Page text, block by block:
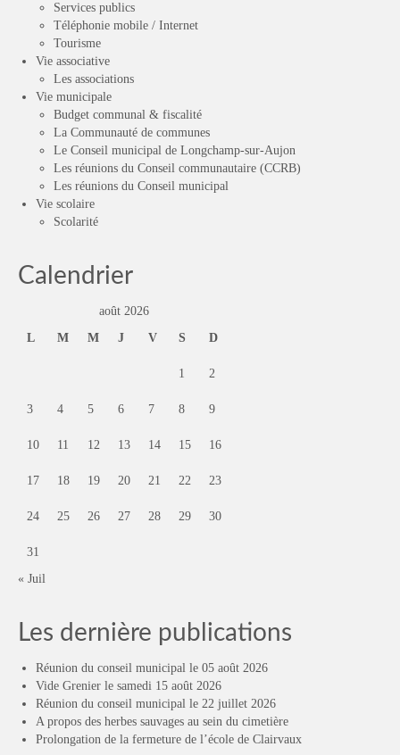
Services publics
Téléphonie mobile / Internet
Tourisme
Vie associative
Les associations
Vie municipale
Budget communal & fiscalité
La Communauté de communes
Le Conseil municipal de Longchamp-sur-Aujon
Les réunions du Conseil communautaire (CCRB)
Les réunions du Conseil municipal
Vie scolaire
Scolarité
Calendrier
août 2026
L
M M J V S D
1 2
3 4 5 6 7 8 9
10 11 12 13 14 15 16
17 18 19 20 21 22 23
24 25 26 27 28 29 30
31
« Juil
Les dernière publications
Réunion du conseil municipal le 05 août 2026
Vide Grenier le samedi 15 août 2026
Réunion du conseil municipal le 22 juillet 2026
A propos des herbes sauvages au sein du cimetière
Prolongation de la fermeture de l’école de Clairvaux